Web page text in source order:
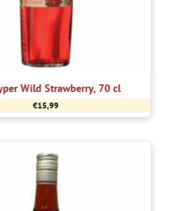
Wild Strawberry, 70 cl
€15,99